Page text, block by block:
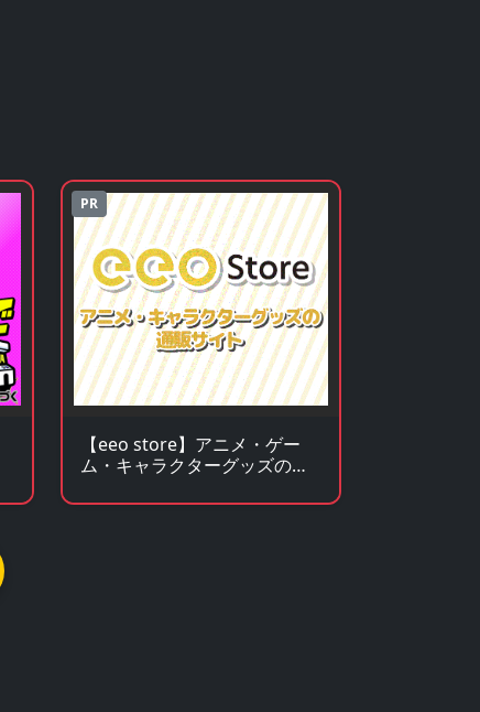
PR
【eeo store】アニメ・ゲー
ム・キャラクターグッズの通